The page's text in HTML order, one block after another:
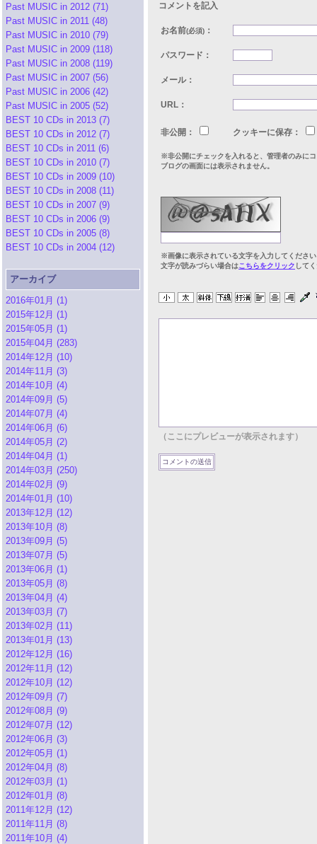
Past MUSIC in 2012 (71)
Past MUSIC in 2011 (48)
Past MUSIC in 2010 (79)
Past MUSIC in 2009 (118)
Past MUSIC in 2008 (119)
Past MUSIC in 2007 (56)
Past MUSIC in 2006 (42)
Past MUSIC in 2005 (52)
BEST 10 CDs in 2013 (7)
BEST 10 CDs in 2012 (7)
BEST 10 CDs in 2011 (6)
BEST 10 CDs in 2010 (7)
BEST 10 CDs in 2009 (10)
BEST 10 CDs in 2008 (11)
BEST 10 CDs in 2007 (9)
BEST 10 CDs in 2006 (9)
BEST 10 CDs in 2005 (8)
BEST 10 CDs in 2004 (12)
アーカイブ
2016年01月 (1)
2015年12月 (1)
2015年05月 (1)
2015年04月 (283)
2014年12月 (10)
2014年11月 (3)
2014年10月 (4)
2014年09月 (5)
2014年07月 (4)
2014年06月 (6)
2014年05月 (2)
2014年04月 (1)
2014年03月 (250)
2014年02月 (9)
2014年01月 (10)
2013年12月 (12)
2013年10月 (8)
2013年09月 (5)
2013年07月 (5)
2013年06月 (1)
2013年05月 (8)
2013年04月 (4)
2013年03月 (7)
2013年02月 (11)
2013年01月 (13)
2012年12月 (16)
2012年11月 (12)
2012年10月 (12)
2012年09月 (7)
2012年08月 (9)
2012年07月 (12)
2012年06月 (3)
2012年05月 (1)
2012年04月 (8)
2012年03月 (1)
2012年01月 (8)
2011年12月 (12)
2011年11月 (8)
2011年10月 (4)
コメントを記入
お名前(必須) ：
パスワード：
メール：
URL：
非公開： クッキーに保存：
※非公開にチェックを入れると、管理者のみに
ブログの画面には表示されません。
※画像に表示されている文字を入力してくださ
文字が読みづらい場合はこちらをクリック して
（ここにプレビューが表示されます）